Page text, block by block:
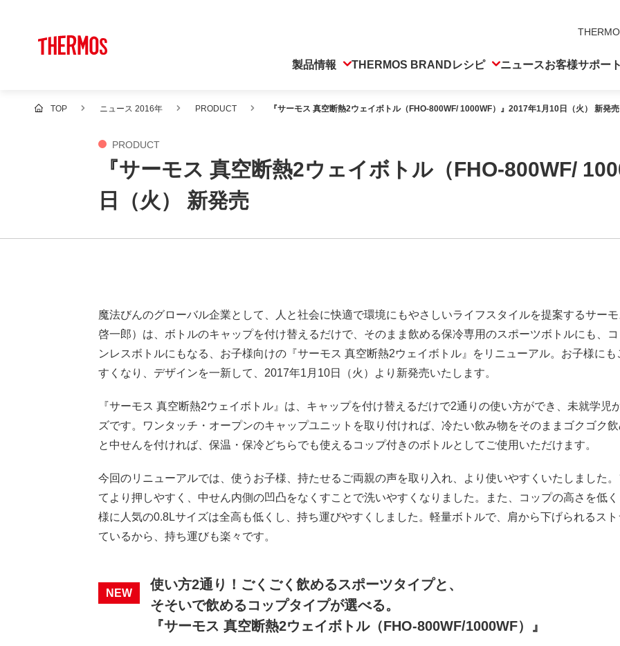
製品情報 THERMOS BRANDレシピ ニュースお客様サポー
TOP ニュース 2016年 PRODUCT 『サーモス 真空断熱2ウェイボトル（FHO-800WF/ 1000WF）』2017年1月10日（火） 新発売
PRODUCT
『サーモス 真空断熱2ウェイボトル（FHO-800WF/
日（火） 新発売
魔法びんのグローバル企業として、人と社会に快適で環境にもやさしいライフスタイルを提案するサー
啓一郎）は、ボトルのキャップを付け替えるだけで、そのまま飲める保冷専用のスポーツボトルにも、
ンレスボトルにもなる、お子様向けの『サーモス 真空断熱2ウェイボトル』をリニューアル。お子様に
すくなり、デザインを一新して、2017年1月10日（火）より新発売いたします。
『サーモス 真空断熱2ウェイボトル』は、キャップを付け替えるだけで2通りの使い方ができ、未就学
ズです。ワンタッチ・オープンのキャップユニットを取り付ければ、冷たい飲み物をそのままゴクゴク
と中せんを付ければ、保温・保冷どちらでも使えるコップ付きのボトルとしてご使用いただけます。
今回のリニューアルでは、使うお子様、持たせるご両親の声を取り入れ、より使いやすくいたしました
てより押しやすく、中せん内側の凹凸をなくすことで洗いやすくなりました。また、コップの高さを低
様に人気の0.8Lサイズは全高も低くし、持ち運びやすくしました。軽量ボトルで、肩から下げられるス
ているから、持ち運びも楽々です。
NEW
使い方2通り！ごくごく飲めるスポーツタイプと、
そそいで飲めるコップタイプが選べる。
『サーモス 真空断熱2ウェイボトル（FHO-800WF/1000WF）』